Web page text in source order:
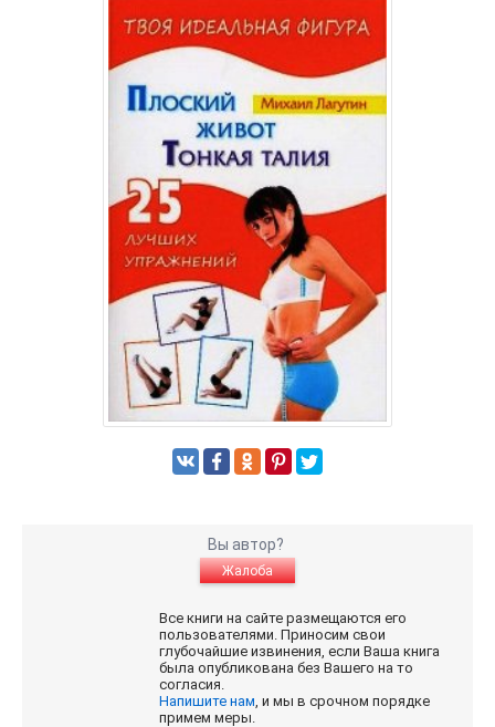
Вы автор?
Жалоба
Все книги на сайте размещаются его
пользователями. Приносим свои
глубочайшие извинения, если Ваша книга
была опубликована без Вашего на то
согласия.
Напишите нам , и мы в срочном порядке
примем меры.